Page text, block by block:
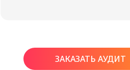
ЗАКАЗАТЬ АУДИТ